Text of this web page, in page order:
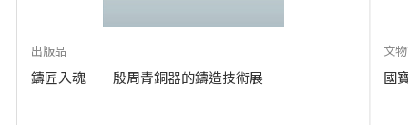
出版品
鑄匠入魂──殷周青銅器的鑄造技術展
文
國